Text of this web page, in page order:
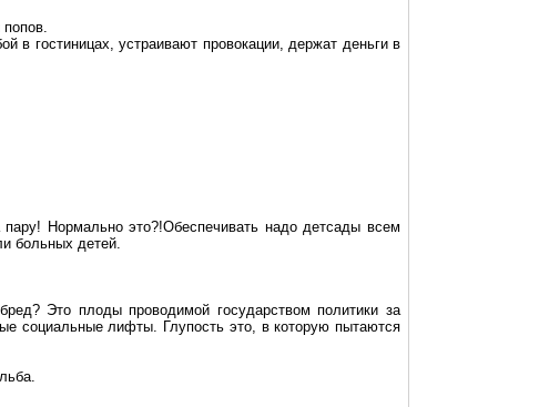
в гостиницах, устраивают провокации, держат деньги в
пару! Нормальноэто?!Обеспечивать надо детсады всем
больных детей.
Это плоды проводимой государством политики за
социальные лифты. Глупость это, в которую пытаются